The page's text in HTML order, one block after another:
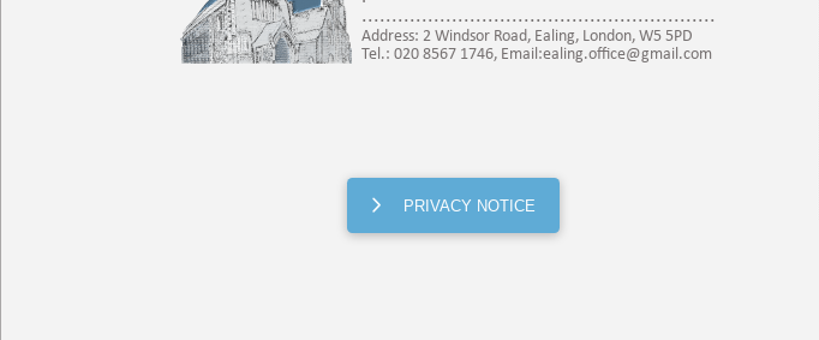
PRIVACY NOTICE